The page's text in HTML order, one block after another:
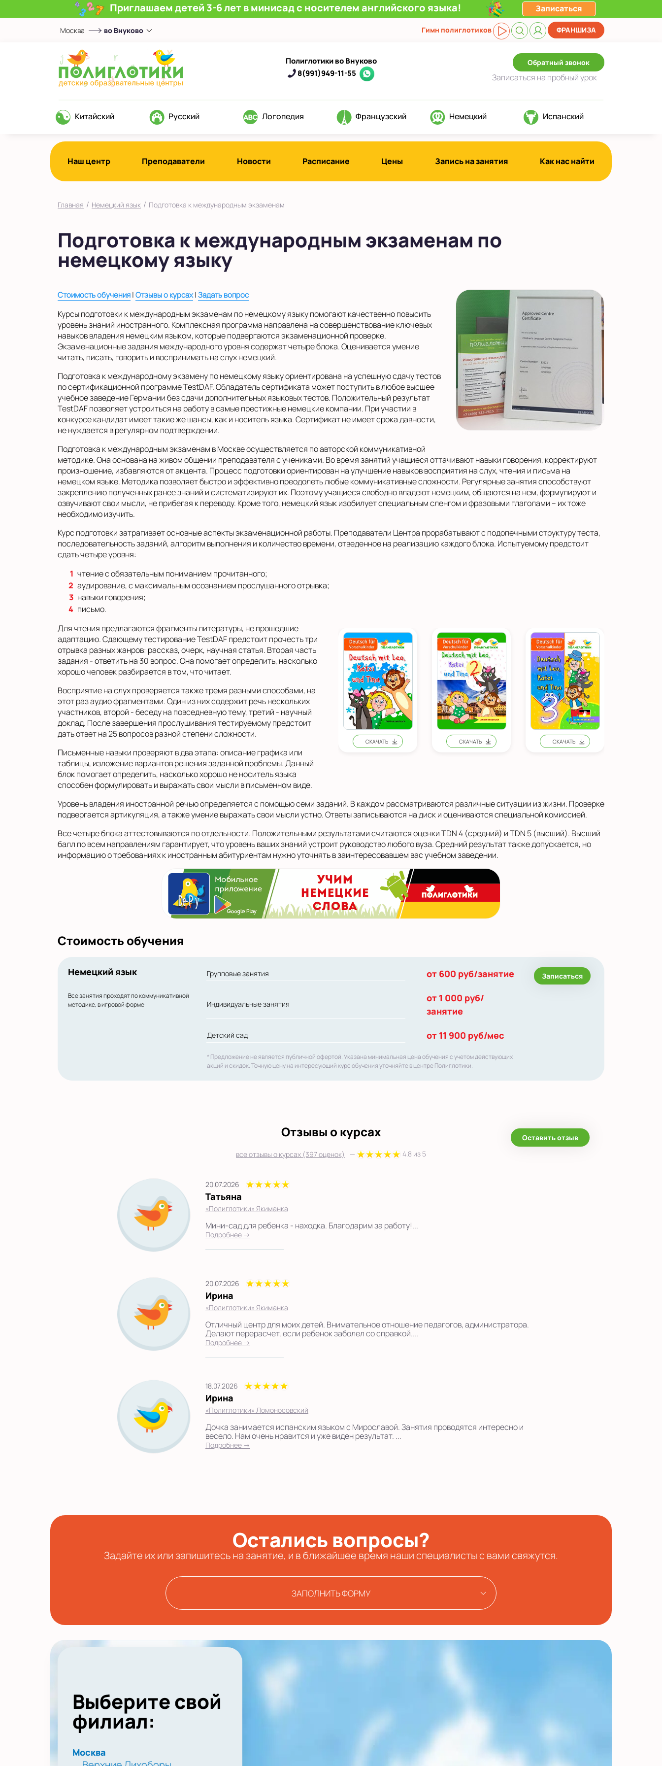
Приглашаем детей 3-6 лет в минисад с носителем английского языка! Записаться
Москва во Внуково
Выберите центр
Верхние Лихоборы
ЖК Прокшино
Ломоносовский
Якиманка
на Коломенской
Показать на карте
Выбрать другой город
Гимн полиглотиков ФРАНШИЗА
Полиглотики во Внуково
8(991)949-11-55
Обратный звонок
Записаться на пробный урок
Китайский Русский Логопедия Французский Немецкий Испанский
Наш центр Преподаватели Новости Расписание Цены Запись на занятия Как нас найти
Главная / Немецкий язык / Подготовка к международным экзаменам
Подготовка к международным экзаменам по
немецкому языку
Стоимость обучения|Отзывы о курсах|Задать вопрос
Курсы подготовки к международным экзаменам по немецкому языку помогают качественно повысить
уровень знаний иностранного. Комплексная программа направлена на совершенствование ключевых
навыков владения немецким языком, которые подвергаются экзаменационной проверке.
Экзаменационные задания международного уровня содержат четыре блока. Оценивается умение
читать, писать, говорить и воспринимать на слух немецкий.
Подготовка к международному экзамену по немецкому языку ориентирована на успешную сдачу тестов
по сертификационной программе TestDAF. Обладатель сертификата может поступить в любое высшее
учебное заведение Германии без сдачи дополнительных языковых тестов. Положительный результат
TestDAF позволяет устроиться на работу в самые престижные немецкие компании. При участии в
конкурсе кандидат имеет такие же шансы, как и носитель языка. Сертификат не имеет срока давности,
не нуждается в регулярном подтверждении.
Подготовка к международным экзаменам в Москве осуществляется по авторской коммуникативной
методике. Она основана на живом общении преподавателя с учениками. Во время занятий учащиеся оттачивают навыки говорения, корректируют
произношение, избавляются от акцента. Процесс подготовки ориентирован на улучшение навыков восприятия на слух, чтения и письма на
немецком языке. Методика позволяет быстро и эффективно преодолеть любые коммуникативные сложности. Регулярные занятия способствуют
закреплению полученных ранее знаний и систематизируют их. Поэтому учащиеся свободно владеют немецким, общаются на нем, формулируют и
озвучивают свои мысли, не прибегая к переводу. Кроме того, немецкий язык изобилует специальным сленгом и фразовыми глаголами – их тоже
необходимо изучить.
Курс подготовки затрагивает основные аспекты экзаменационной работы. Преподаватели Центра прорабатывают с подопечными структуру теста,
последовательность заданий, алгоритм выполнения и количество времени, отведенное на реализацию каждого блока. Испытуемому предстоит
сдать четыре уровня:
чтение с обязательным пониманием прочитанного;
аудирование, с максимальным осознанием прослушанного отрывка;
навыки говорения;
письмо.
Для чтения предлагаются фрагменты литературы, не прошедшие
адаптацию. Сдающему тестирование TestDAF предстоит прочесть три
отрывка разных жанров: рассказ, очерк, научная статья. Вторая часть
задания - ответить на 30 вопрос. Она помогает определить, насколько
хорошо человек разбирается в том, что читает.
Восприятие на слух проверяется также тремя разными способами, на
этот раз аудио фрагментами. Один из них содержит речь нескольких
участников, второй - беседу на повседневную тему, третий - научный
доклад. После завершения прослушивания тестируемому предстоит
дать ответ на 25 вопросов разной степени сложности.
Письменные навыки проверяют в два этапа: описание графика или
таблицы, изложение вариантов решения заданной проблемы. Данный
блок помогает определить, насколько хорошо не носитель языка
способен формулировать и выражать свои мысли в письменном виде.
Уровень владения иностранной речью определяется с помощью семи заданий. В каждом рассматриваются различные ситуации из жизни. Проверке
подвергается артикуляция, а также умение выражать свои мысли устно. Ответы записываются на диск и оцениваются специальной комиссией.
Все четыре блока аттестовываются по отдельности. Положительными результатами считаются оценки TDN 4 (средний) и TDN 5 (высший). Высший
балл по всем направлениям гарантирует, что уровень ваших знаний устроит руководство любого вуза. Средний результат также допускается, но
информацию о требованиях к иностранным абитуриентам нужно уточнять в заинтересовавшем вас учебном заведении.
Стоимость обучения
Немецкий язык Групповые занятия от 600 руб/занятие Записаться
Все занятия проходят по коммуникативной
методике, в игровой форме
Индивидуальные занятия
от 1 000 руб/
занятие
Детский сад от 11 900 руб/мес
* Предложение не является публичной офертой. Указана минимальная цена обучения с учетом действующих
акций и скидок. Точную цену на интересующий курс обучения уточняйте в центре Полиглотики.
Отзывы о курсах
все отзывы о курсах (397 оценок) — 4.8 из 5
Оставить отзыв
20.07.2026
Татьяна
«Полиглотики» Якиманка
Мини-сад для ребенка - находка. Благодарим за работу!...
Подробнее →
20.07.2026
Ирина
«Полиглотики» Якиманка
Отличный центр для моих детей. Внимательное отношение педагогов, администратора.
Делают перерасчет, если ребенок заболел со справкой....
Подробнее →
18.07.2026
Ирина
«Полиглотики» Ломоносовский
Дочка занимается испанским языком с Мирославой. Занятия проводятся интересно и
весело. Нам очень нравится и уже виден результат. ...
Подробнее →
Остались вопросы?
Задайте их или запишитесь на занятие, и в ближайшее время наши специалисты с вами свяжутся.
ЗАПОЛНИТЬ ФОРМУ
Выберите свой
филиал:
Москва